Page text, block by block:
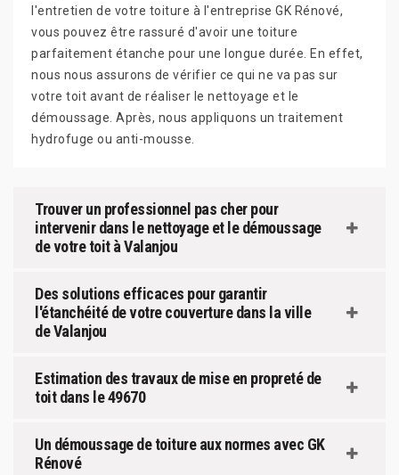
l'entretien de votre toiture à l'entreprise GK Rénové,
vous pouvez être rassuré d'avoir une toiture
parfaitement étanche pour une longue durée. En effet,
nous nous assurons de vérifier ce qui ne va pas sur
votre toit avant de réaliser le nettoyage et le
démoussage. Après, nous appliquons un traitement
hydrofuge ou anti-mousse.
Trouver un professionnel pas cher pour
intervenir dans le nettoyage et le démoussage
de votre toit à Valanjou
Des solutions efficaces pour garantir
l'étanchéité de votre couverture dans la ville
de Valanjou
Estimation des travaux de mise en propreté de
toit dans le 49670
Un démoussage de toiture aux normes avec GK
Rénové